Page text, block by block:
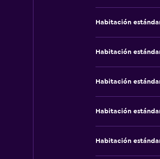
Habitación
Habitación
Habitación
Habitación
Habitación